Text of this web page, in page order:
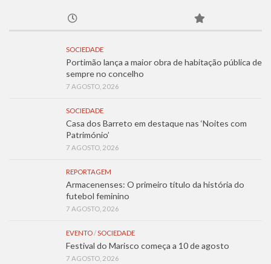
SOCIEDADE
Portimão lança a maior obra de habitação pública de
sempre no concelho
7 AGOSTO, 2026
SOCIEDADE
Casa dos Barreto em destaque nas ‘Noites com
Património’
7 AGOSTO, 2026
REPORTAGEM
Armacenenses: O primeiro título da história do
futebol feminino
7 AGOSTO, 2026
EVENTO/SOCIEDADE
Festival do Marisco começa a 10 de agosto
7 AGOSTO, 2026